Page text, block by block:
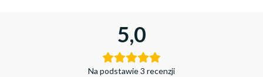
5,0
Na podstawie 3 recenzji